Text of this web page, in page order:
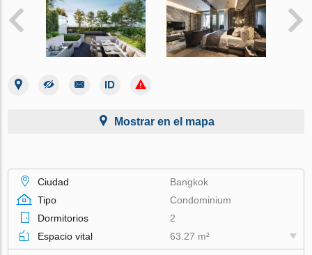
Mostrar en el mapa
Ciudad
Bangkok
Tipo
Condominium
Dormitorios
2
Espacio vital
63.27 m²